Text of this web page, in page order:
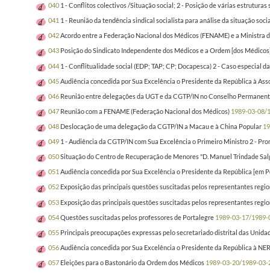
040 1 - Conflitos colectivos /Situação social; 2 - Posição de várias estruturas
041 1 - Reunião da tendência sindical socialista para análise da situação
042Acordo entre a Federação Nacional dos Médicos (FENAME) e a Ministra
043 Posição do Sindicato Independente dos Médicos e a Ordem [dos
044 1 - Conflitualidade social (EDP; TAP; CP; Docapesca) 2 - Caso especial
045Audiência concedida por Sua Excelência o Presidente da República à
046 Reunião entre delegações da UGT e da CGTP/IN no Conselho
047 Reunião com a FENAME (Federação Nacional dos Médicos) 1989-03-08/
048 Deslocação de uma delegação da CGTP/IN a Macau e à China Popular
049 1 - Audiência da CGTP/IN com Sua Excelência o Primeiro Ministro 2 -
050Situação do Centro de Recuperação de Menores "D. Manuel Trindade
051 Audiência concedida por Sua Excelência o Presidente da República
052 Exposição das principais questões suscitadas pelos representantes
053 Exposição das principais questões suscitadas pelos representantes
054Questões suscitadas pelos professores de Portalegre 1989-03-17/1989-
055 Principais preocupações expressas pelo secretariado distrital das
056Audiência concedida por Sua Excelência o Presidente da República à
057 Eleições para o Bastonário da Ordem dos Médicos 1989-03-20/1989-03-